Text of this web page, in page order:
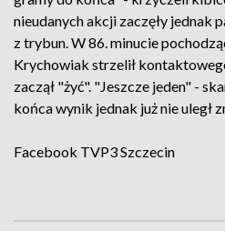
nieudanych akcji zaczęły jednak
z trybun. W 86. minucie
Krychowiak strzelił
zaczął "żyć". "Jeszcze jeden" -
końca wynik jednak już nie uległ
Facebook TVP3 Szczecin